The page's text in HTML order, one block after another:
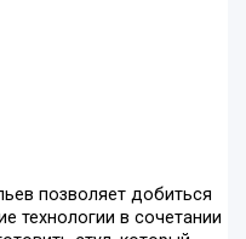
позволяет добиться
технологии в сочетании